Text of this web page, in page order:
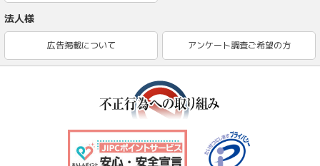
法人様
広告掲載について アンケート調査ご希望の方